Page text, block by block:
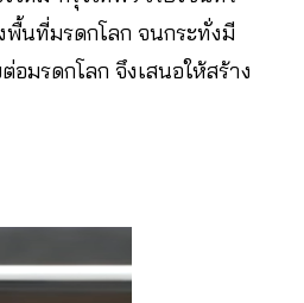
พื้นที่มรดกโลก จนกระทั่งมี
มรดกโลก จึงเสนอให้สร้าง